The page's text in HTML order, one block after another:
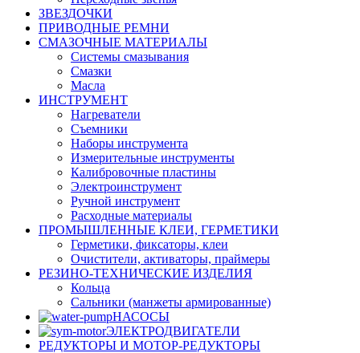
ЗВЕЗДОЧКИ
ПРИВОДНЫЕ РЕМНИ
СМАЗОЧНЫЕ МАТЕРИАЛЫ
Системы смазывания
Смазки
Масла
ИНСТРУМЕНТ
Нагреватели
Съемники
Наборы инструмента
Измерительные инструменты
Калибровочные пластины
Электроинструмент
Ручной инструмент
Расходные материалы
ПРОМЫШЛЕННЫЕ КЛЕИ, ГЕРМЕТИКИ
Герметики, фиксаторы, клеи
Очистители, активаторы, праймеры
РЕЗИНО-ТЕХНИЧЕСКИЕ ИЗДЕЛИЯ
Кольца
Сальники (манжеты армированные)
НАСОСЫ
ЭЛЕКТРОДВИГАТЕЛИ
РЕДУКТОРЫ И МОТОР-РЕДУКТОРЫ